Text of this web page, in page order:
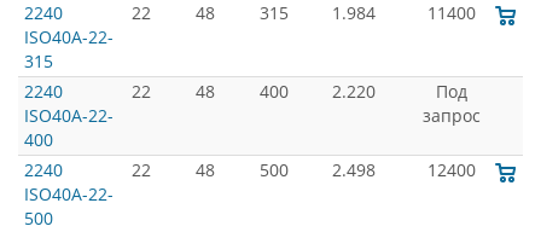
2240
ISO40A-22-
315
22 48 315 1.984 11400
2240
ISO40A-22-
400
22 48 400 2.220
Под
запрос
2240
ISO40A-22-
500
22 48 500 2.498 12400